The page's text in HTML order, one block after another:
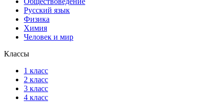
Русский язык
Физика
Химия
Человек и мир
Классы
1 класс
2 класс
3 класс
4 класс